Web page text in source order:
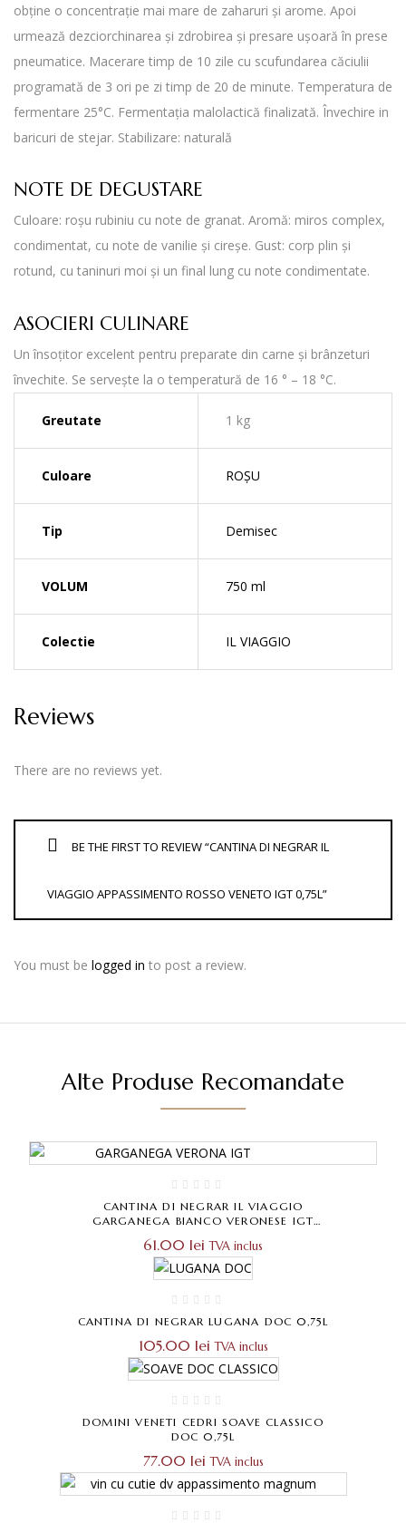
obține o concentrație mai mare de zaharuri și arome. Apoi
urmează dezciorchinarea și zdrobirea și presare ușoară în prese
pneumatice. Macerare timp de 10 zile cu scufundarea căciulii
programată de 3 ori pe zi timp de 20 de minute. Temperatura de
fermentare 25°C. Fermentația malolactică finalizată. Învechire in
baricuri de stejar. Stabilizare: naturală
NOTE DE DEGUSTARE
Culoare: roșu rubiniu cu note de granat. Aromă: miros complex,
condimentat, cu note de vanilie și cireșe. Gust: corp plin și
rotund, cu taninuri moi și un final lung cu note condimentate.
ASOCIERI CULINARE
Un însoțitor excelent pentru preparate din carne și brânzeturi
învechite. Se servește la o temperatură de 16 ° – 18 °C.
Greutate 1 kg
Culoare ROȘU
Tip Demisec
VOLUM 750 ml
Colectie IL VIAGGIO
Reviews
There are no reviews yet.
BE THE FIRST TO REVIEW “CANTINA DI NEGRAR IL
VIAGGIO APPASSIMENTO ROSSO VENETO IGT 0,75L”
You must be logged in to post a review.
Alte Produse Recomandate
CANTINA DI NEGRAR IL VIAGGIO
GARGANEGA BIANCO VERONESE IGT
61.00 lei TVA inclus
CANTINA DI NEGRAR LUGANA DOC 0,75L
105.00 lei TVA inclus
DOMINI VENETI CEDRI SOAVE CLASSICO
DOC 0,75L
77.00 lei TVA inclus